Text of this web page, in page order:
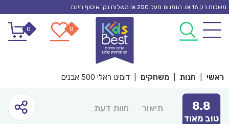
Skip
content
משלוח רק 16 ₪. הזמנות מעל 250 ₪ משלוח נק’ איסוף חינם
0
0
ראשי חנות משחקים דומינו ראלי 500 אבנים
8.8
טוב מאוד
תיאור חוות דעת